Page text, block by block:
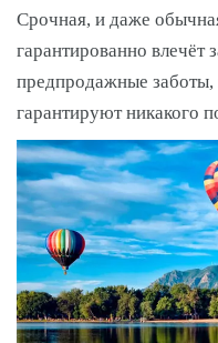
Срочная, и даже
гарантированно влечёт
предпродажные заботы,
гарантируют никакого